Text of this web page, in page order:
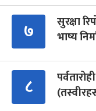
७
सुरक्षा
भाष्य
८